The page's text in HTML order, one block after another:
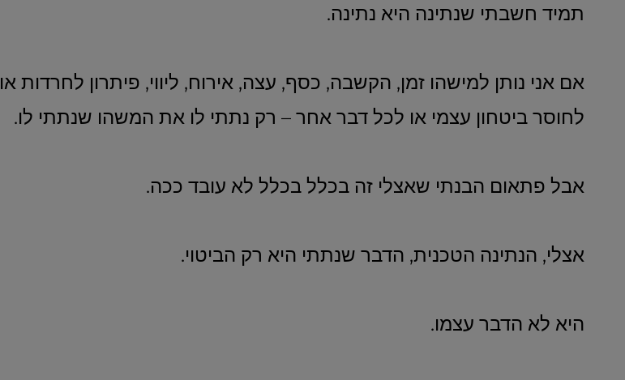
תמיד חשבתי שנתינה היא נתינה.
אם אני נותן למישהו זמן, הקשבה, כסף, עצה, אירוח, ליווי, פיתרון לחרדות או
לחוסר ביטחון עצמי או לכל דבר אחר – רק נתתי לו את המשהו שנתתי לו.
אבל פתאום הבנתי שאצלי זה בכלל בכלל לא עובד ככה.
אצלי, הנתינה הטכנית, הדבר שנתתי היא רק הביטוי.
היא לא הדבר עצמו.